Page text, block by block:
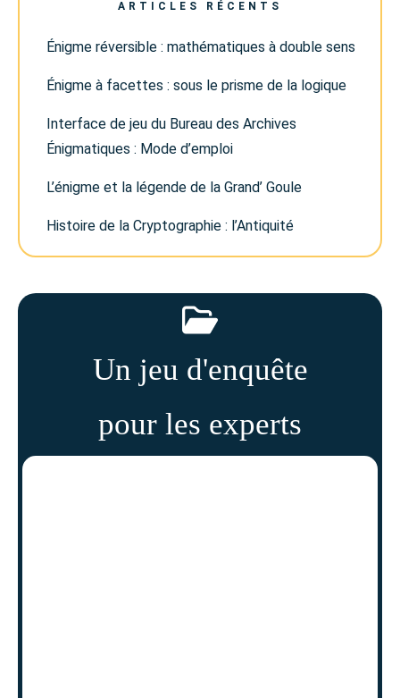
ARTICLES RÉCENTS
Énigme réversible : mathématiques à double sens
Énigme à facettes : sous le prisme de la logique
Interface de jeu du Bureau des Archives
Énigmatiques : Mode d’emploi
L’énigme et la légende de la Grand’ Goule
Histoire de la Cryptographie : l’Antiquité
Un jeu d'enquête
pour les experts